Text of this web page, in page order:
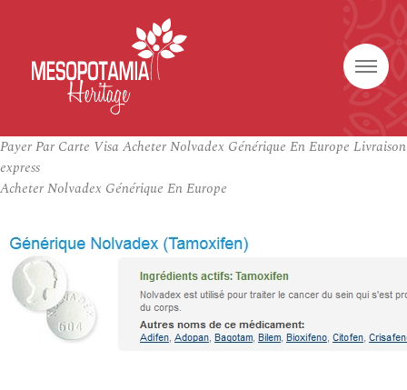
Payer Par Carte Visa Acheter Nolvadex Générique En Europe Livraison
express
Acheter Nolvadex Générique En Europe